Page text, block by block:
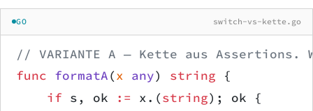
GO switch-vs-kette.go
// VARIANTE A — Kette aus
func formatA(x any) string {
    if
s, ok := x.(string); ok {